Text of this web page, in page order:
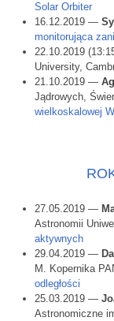
Solar Orbiter
16.12.2019 —
monitorująca
22.10.2019
University,
21.10.2019 —
Jądrowych,
wielkoskalowej
27.05.2019 —
Astronomii
aktywnych
29.04.2019 —
M. Kopernika
odległości
25.03.2019 —
Astronomiczne